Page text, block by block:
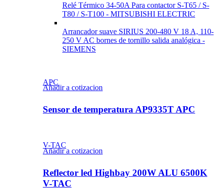
Relé Térmico 34-50A Para contactor S-T65 / S-
T80 / S-T100 - MITSUBISHI ELECTRIC
Arrancador suave SIRIUS 200-480 V 18 A, 110-
250 V AC bornes de tornillo salida analógica -
SIEMENS
APC
Añadir a cotizacion
Sensor de temperatura AP9335T APC
V-TAC
Añadir a cotizacion
Reflector led Highbay 200W ALU 6500K
V-TAC